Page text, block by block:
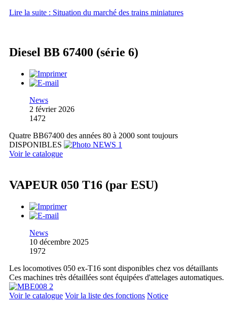
Lire la suite : Situation du marché des trains miniatures
Diesel BB 67400 (série 6)
News
2 février 2026
1472
Quatre BB67400 des années 80 à 2000 sont toujours
DISPONIBLES
Voir le catalogue
VAPEUR 050 T16 (par ESU)
News
10 décembre 2025
1972
Les locomotives 050 ex-T16 sont disponibles chez vos détaillants
Ces machines très détaillées sont équipées d'attelages automatiques.
Voir le catalogue Voir la liste des fonctions Notice